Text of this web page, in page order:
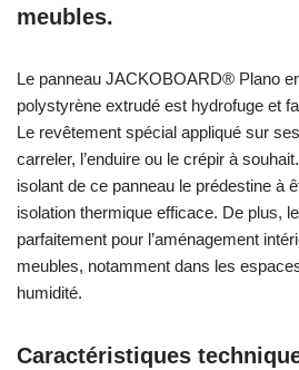
meubles.
Le panneau JACKOBOARD® Plano
polystyrène extrudé est hydrofuge et
Le revêtement spécial appliqué sur
carreler, l’enduire ou le crépir à
isolant de ce panneau le prédestine à
isolation thermique efficace. De plus,
parfaitement pour l’aménagement
meubles, notamment dans les
humidité.
Caractéristiques